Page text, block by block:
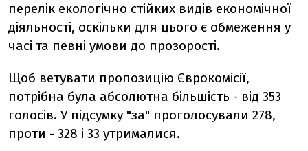
перелік екологічно стійких видів економічної
діяльності, оскільки для цього є обмеження у
часі та певні умови до прозорості.
Щоб ветувати пропозицію Єврокомісії,
потрібна була абсолютна більшість - від 353
голосів. У підсумку "за" проголосували 278,
проти - 328 і 33 утрималися.